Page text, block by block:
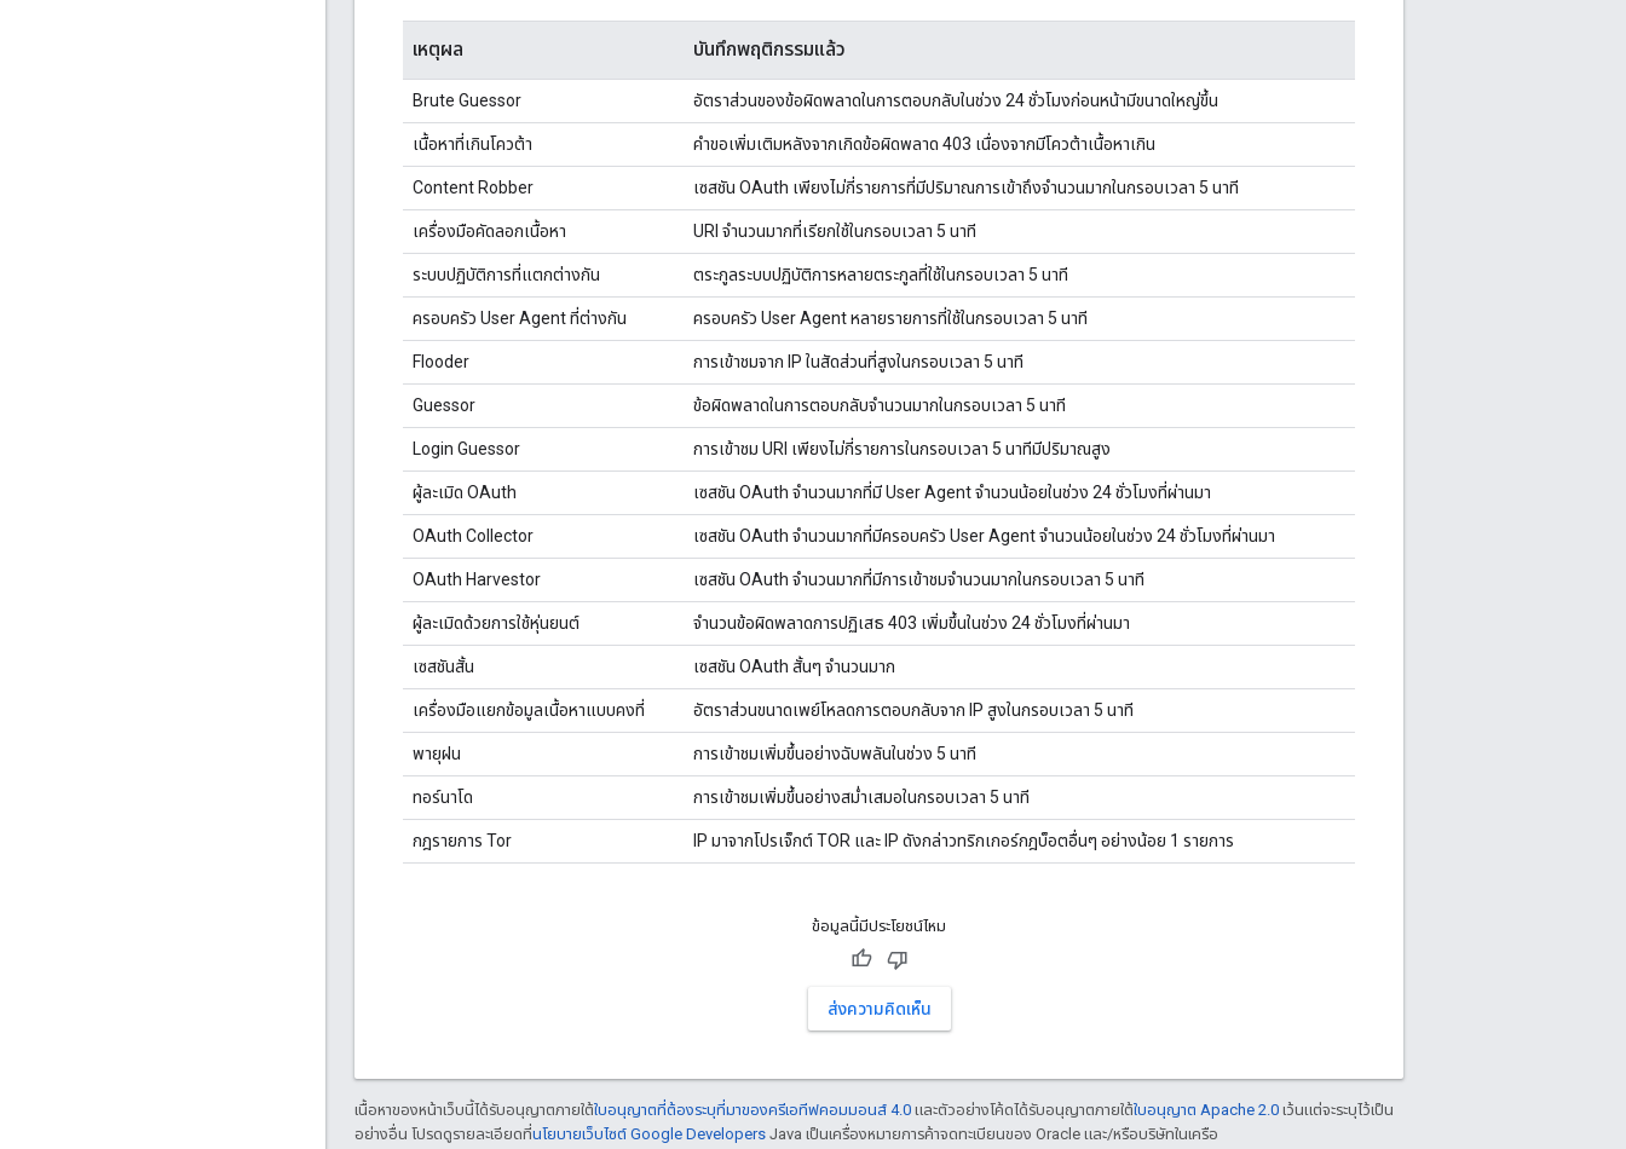
เหตุผล บันทึกพฤติกรรมแล้ว
Brute Guessor อัตราส่วนของข้อผิดพลาดในการตอบกลับในช่วง 24 ชั่วโมงก่อนหน้ามีขนาดใหญ่ขึ้น
เนื้อหาที่เกินโควต้า คำขอเพิ่มเติมหลังจากเกิดข้อผิดพลาด 403 เนื่องจากมีโควต้าเนื้อหาเกิน
Content Robber เซสชัน OAuth เพียงไม่กี่รายการที่มีปริมาณการเข้าถึงจำนวนมากในกรอบเวลา 5 นาที
เครื่องมือคัดลอกเนื้อหา URI จํานวนมากที่เรียกใช้ในกรอบเวลา 5 นาที
ระบบปฏิบัติการที่แตกต่างกัน ตระกูลระบบปฏิบัติการหลายตระกูลที่ใช้ในกรอบเวลา 5 นาที
ครอบครัว User Agent ที่ต่างกัน ครอบครัว User Agent หลายรายการที่ใช้ในกรอบเวลา 5 นาที
Flooder การเข้าชมจาก IP ในสัดส่วนที่สูงในกรอบเวลา 5 นาที
Guessor ข้อผิดพลาดในการตอบกลับจํานวนมากในกรอบเวลา 5 นาที
Login Guessor การเข้าชม URI เพียงไม่กี่รายการในกรอบเวลา 5 นาทีมีปริมาณสูง
ผู้ละเมิด OAuth เซสชัน OAuth จํานวนมากที่มี User Agent จํานวนน้อยในช่วง 24 ชั่วโมงที่ผ่านมา
OAuth Collector เซสชัน OAuth จํานวนมากที่มีครอบครัว User Agent จํานวนน้อยในช่วง 24 ชั่วโมงที่ผ่านมา
OAuth Harvestor เซสชัน OAuth จํานวนมากที่มีการเข้าชมจำนวนมากในกรอบเวลา 5 นาที
ผู้ละเมิดด้วยการใช้หุ่นยนต์ จำนวนข้อผิดพลาดการปฏิเสธ 403 เพิ่มขึ้นในช่วง 24 ชั่วโมงที่ผ่านมา
เซสชันสั้น เซสชัน OAuth สั้นๆ จำนวนมาก
เครื่องมือแยกข้อมูลเนื้อหาแบบคงที่ อัตราส่วนขนาดเพย์โหลดการตอบกลับจาก IP สูงในกรอบเวลา 5 นาที
พายุฝน การเข้าชมเพิ่มขึ้นอย่างฉับพลันในช่วง 5 นาที
ทอร์นาโด การเข้าชมเพิ่มขึ้นอย่างสม่ำเสมอในกรอบเวลา 5 นาที
กฎรายการ Tor IP มาจากโปรเจ็กต์ TOR และ IP ดังกล่าวทริกเกอร์กฎบ็อตอื่นๆ อย่างน้อย 1 รายการ
ข้อมูลนี้มีประโยชน์ไหม
ส่งความคิดเห็น
เนื้อหาของหน้าเว็บนี้ได้รับอนุญาตภายใต้ใบอนุญาตที่ต้องระบุที่มาของครีเอทีฟคอมมอนส์ 4.0 และตัวอย่างโค้ดได้รับอนุญาตภายใต้ใบอนุญาต Apache 2.0 เว้นแต่จะระบุไว้เป็น
อย่างอื่น โปรดดูรายละเอียดที่นโยบายเว็บไซต์ Google Developers Java เป็นเครื่องหมายการค้าจดทะเบียนของ Oracle และ/หรือบริษัทในเครือ